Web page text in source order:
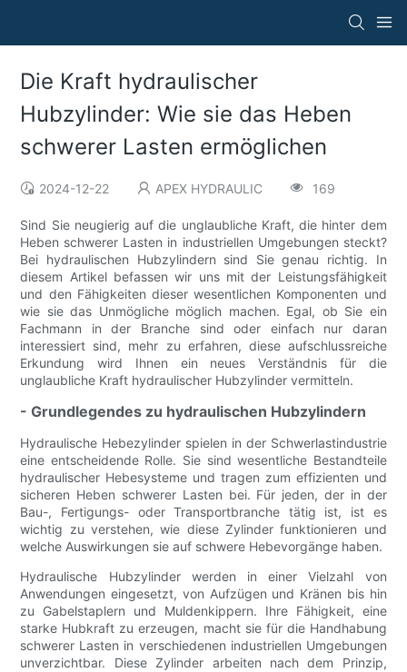
Die Kraft hydraulischer
Hubzylinder: Wie sie das Heben
schwerer Lasten ermöglichen
2024-12-22 APEX HYDRAULIC 169
Sind Sie neugierig auf die unglaubliche Kraft, die hinter dem
Heben schwerer Lasten in industriellen Umgebungen steckt?
Bei hydraulischen Hubzylindern sind Sie genau richtig. In
diesem Artikel befassen wir uns mit der Leistungsfähigkeit
und den Fähigkeiten dieser wesentlichen Komponenten und
wie sie das Unmögliche möglich machen. Egal, ob Sie ein
Fachmann in der Branche sind oder einfach nur daran
interessiert sind, mehr zu erfahren, diese aufschlussreiche
Erkundung wird Ihnen ein neues Verständnis für die
unglaubliche Kraft hydraulischer Hubzylinder vermitteln.
- Grundlegendes zu hydraulischen Hubzylindern
Hydraulische Hebezylinder spielen in der Schwerlastindustrie
eine entscheidende Rolle. Sie sind wesentliche Bestandteile
hydraulischer Hebesysteme und tragen zum effizienten und
sicheren Heben schwerer Lasten bei. Für jeden, der in der
Bau-, Fertigungs- oder Transportbranche tätig ist, ist es
wichtig zu verstehen, wie diese Zylinder funktionieren und
welche Auswirkungen sie auf schwere Hebevorgänge haben.
Hydraulische Hubzylinder werden in einer Vielzahl von
Anwendungen eingesetzt, von Aufzügen und Kränen bis hin
zu Gabelstaplern und Muldenkippern. Ihre Fähigkeit, eine
starke Hubkraft zu erzeugen, macht sie für die Handhabung
schwerer Lasten in verschiedenen industriellen Umgebungen
unverzichtbar. Diese Zylinder arbeiten nach dem Prinzip,